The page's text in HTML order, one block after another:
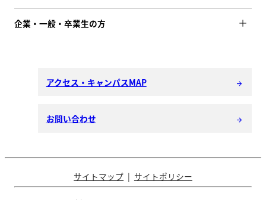
企業・一般・卒業生の方
アクセス・キャンパスMAP arrow_forward
お問い合わせ arrow_forward
サイトマップ サイトポリシー